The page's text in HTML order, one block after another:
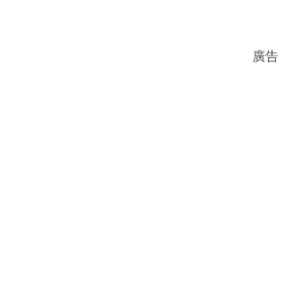
廣告